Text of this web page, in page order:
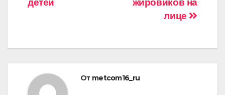
жировиков на
лице
детей
От metcom16_ru